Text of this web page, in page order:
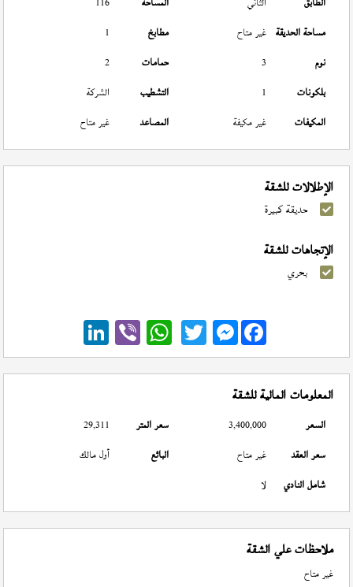
مساحة الحديقة غير متاح مطابخ
1
نوم
3 حمامات
2
بلكونات
1 التشطيب
الشركة
المكيفات
غير مكيفة المصاعد غير متاح
الإطلالات للشقة
حديقة كبيرة
الإتجاهات للشقة
بحري
Messenger
المعلومات المالية للشقة
السعر 3,400,000 سعر المتر
29,311
سعر العقد
غير متاح البائع
أول مالك
شامل النادي
لا
ملاحظات علي الشقة
غير متاح